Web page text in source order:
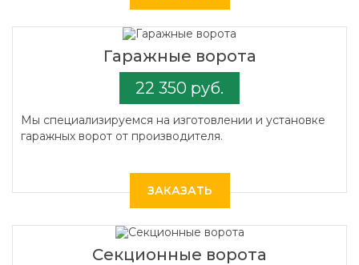
Гаражные ворота
22 350 руб.
Мы специализируемся на изготовлении и установке
гаражных ворот от производителя.
ЗАКАЗАТЬ
Секционные ворота